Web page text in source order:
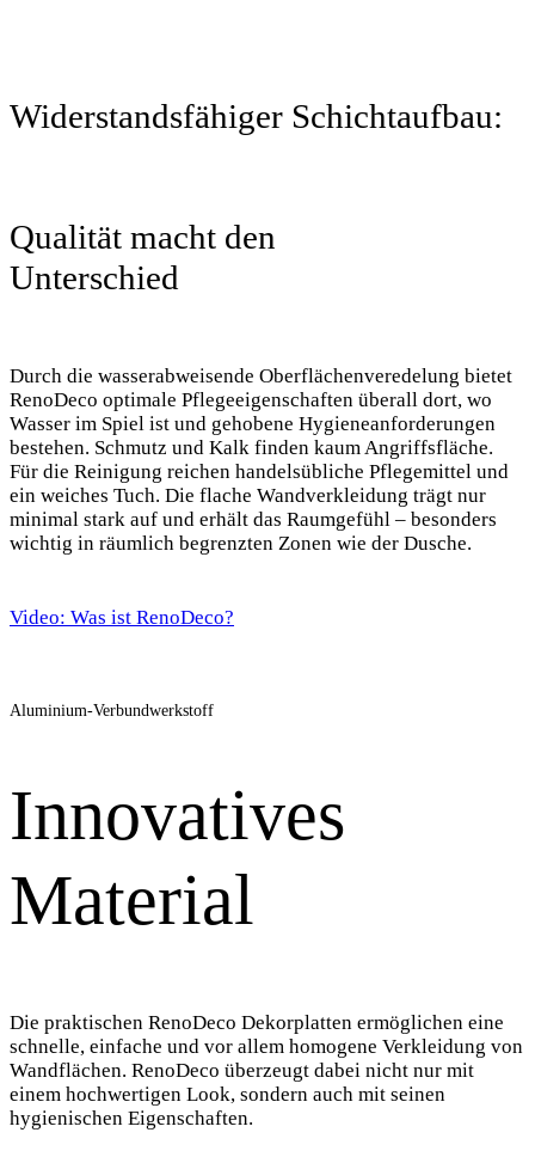
Widerstandsfähiger Schichtaufbau:
Qualität macht den
Unterschied
Durch die wasserabweisende Oberflächenveredelung bietet
RenoDeco optimale Pflegeeigenschaften überall dort, wo
Wasser im Spiel ist und gehobene Hygieneanforderungen
bestehen. Schmutz und Kalk finden kaum Angriffsfläche.
Für die Reinigung reichen handelsübliche Pflegemittel und
ein weiches Tuch. Die flache Wandverkleidung trägt nur
minimal stark auf und erhält das Raumgefühl – besonders
wichtig in räumlich begrenzten Zonen wie der Dusche.
Video: Was ist RenoDeco?
Aluminium-Verbundwerkstoff
Innovatives
Material
Die praktischen RenoDeco Dekorplatten ermöglichen eine
schnelle, einfache und vor allem homogene Verkleidung von
Wandflächen. RenoDeco überzeugt dabei nicht nur mit
einem hochwertigen Look, sondern auch mit seinen
hygienischen Eigenschaften.